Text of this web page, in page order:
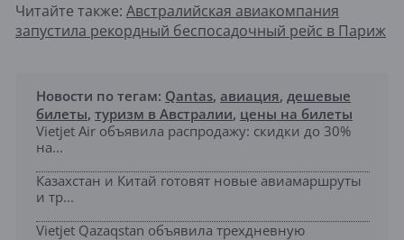
Читайте также: Австралийская авиакомпания
запустила рекордный беспосадочный рейс в Париж
Новости по тегам: Qantas, авиация, дешевые
билеты, туризм в Австралии, цены на билеты
Vietjet Air объявила распродажу: скидки до 30%
на...
Казахстан и Китай готовят новые авиамаршруты
и тр...
Vietjet Qazaqstan объявила трехдневную